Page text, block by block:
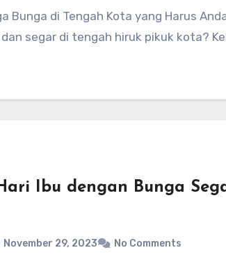
Bunga di Tengah Kota yang Harus
segar di tengah hiruk pikuk kota?
Ibu dengan Bunga
November 29, 2023 No Comments